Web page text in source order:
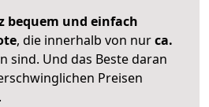
bequem und einfach
, die innerhalb von nurca.
sind. Und das Beste daran
Preisen